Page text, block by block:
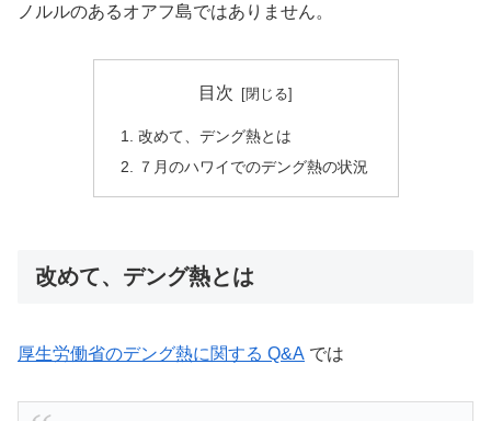
ノルルのあるオアフ島ではありません。
目次
改めて、デング熱とは
７月のハワイでのデング熱の状況
改めて、デング熱とは
厚生労働省のデング熱に関する Q&A では